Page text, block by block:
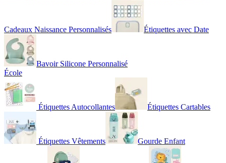
Cadeaux Naissance Personnalisés Étiquettes avec Date
Bavoir Silicone Personnalisé
École
Étiquettes Autocollantes Étiquettes Cartables
Étiquettes Vêtements Gourde Enfant